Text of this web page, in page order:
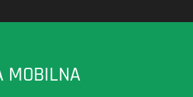
MOBILNA